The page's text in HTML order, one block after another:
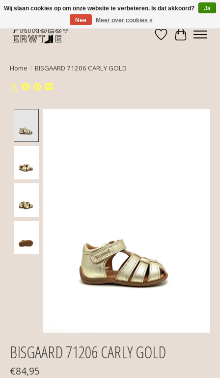
Verlanglijst
Home / BISGAARD 71206 CARLY GOLD
BISGAARD 71206 CARLY GOLD
€84,95
Wij slaan cookies op om onze website te verbeteren. Is dat akkoord?
Ja
Nee
Meer over cookies »